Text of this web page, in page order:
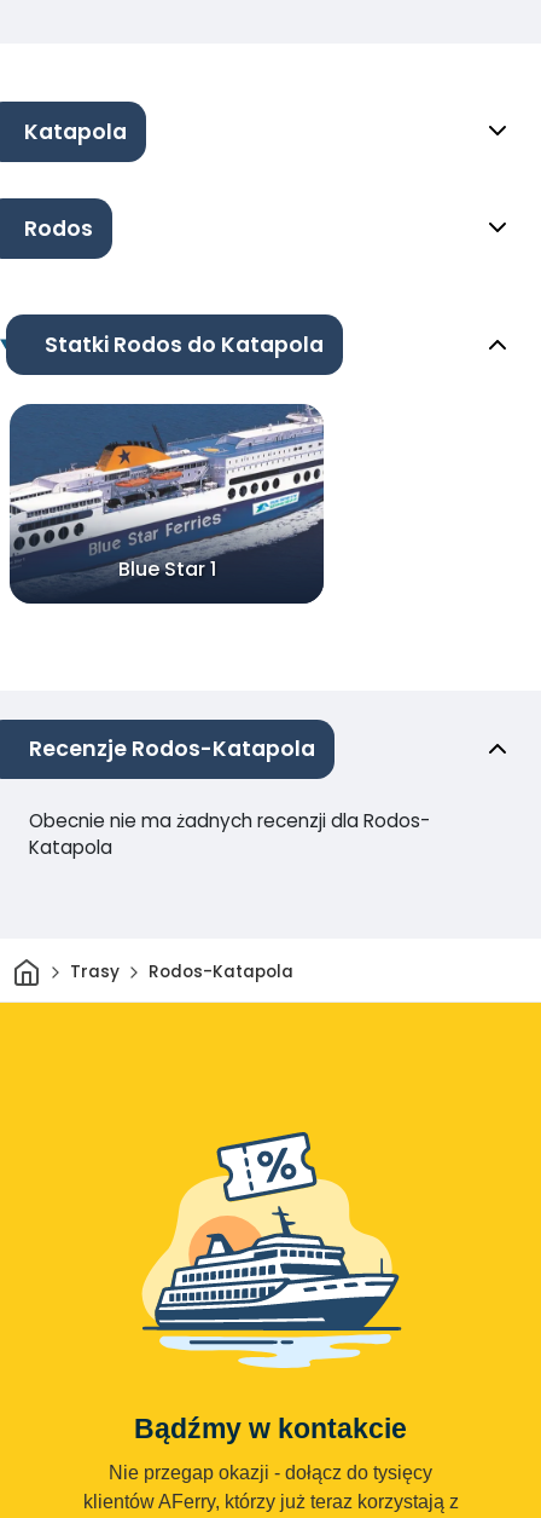
Katapola
Rodos
Statki Rodos do Katapola
Blue Star 1
Recenzje Rodos-Katapola
Obecnie nie ma żadnych recenzji dla Rodos-
Katapola
DomTrasy Rodos-Katapola
Bądźmy w kontakcie
Nie przegap okazji - dołącz do tysięcy
klientów AFerry, którzy już teraz korzystają z